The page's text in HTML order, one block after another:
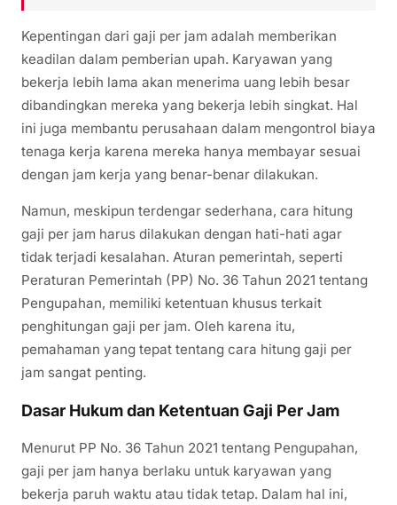
Kepentingan dari gaji per jam adalah memberikan
keadilan dalam pemberian upah. Karyawan yang
bekerja lebih lama akan menerima uang lebih besar
dibandingkan mereka yang bekerja lebih singkat. Hal
ini juga membantu perusahaan dalam mengontrol biaya
tenaga kerja karena mereka hanya membayar sesuai
dengan jam kerja yang benar-benar dilakukan.
Namun, meskipun terdengar sederhana, cara hitung
gaji per jam harus dilakukan dengan hati-hati agar
tidak terjadi kesalahan. Aturan pemerintah, seperti
Peraturan Pemerintah (PP) No. 36 Tahun 2021 tentang
Pengupahan, memiliki ketentuan khusus terkait
penghitungan gaji per jam. Oleh karena itu,
pemahaman yang tepat tentang cara hitung gaji per
jam sangat penting.
Dasar Hukum dan Ketentuan Gaji Per Jam
Menurut PP No. 36 Tahun 2021 tentang Pengupahan,
gaji per jam hanya berlaku untuk karyawan yang
bekerja paruh waktu atau tidak tetap. Dalam hal ini,